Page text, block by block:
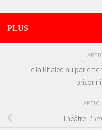
PLUS
Leila Khaled au
Théâtre :